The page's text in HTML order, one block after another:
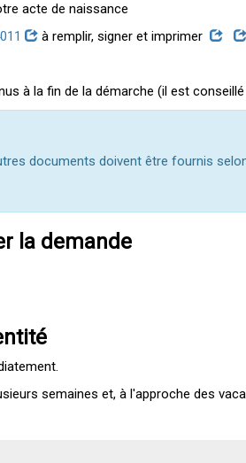
acte de naissance
à remplir, signer et imprimer
à la fin de la démarche (il est
documents doivent être fournis
la demande
semaines et, à l'approche des